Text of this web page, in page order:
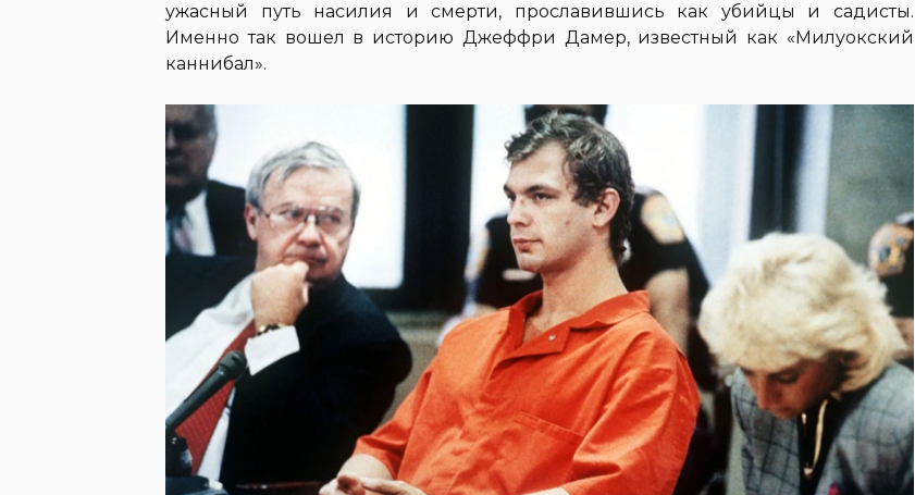
ужасный путь насилия и смерти, прославившись как убийцы и садисты.
Именно так вошел в историю Джеффри Дамер, известный как «Милуокский
каннибал».